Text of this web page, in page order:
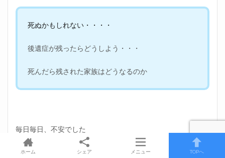
死ぬかもしれない・・・・
後遺症が残ったらどうしよう・・・
死んだら残された家族はどうなるのか
毎日毎日、不安でした
本当に怖かったです。
ホーム シェア メニュー TOPへ